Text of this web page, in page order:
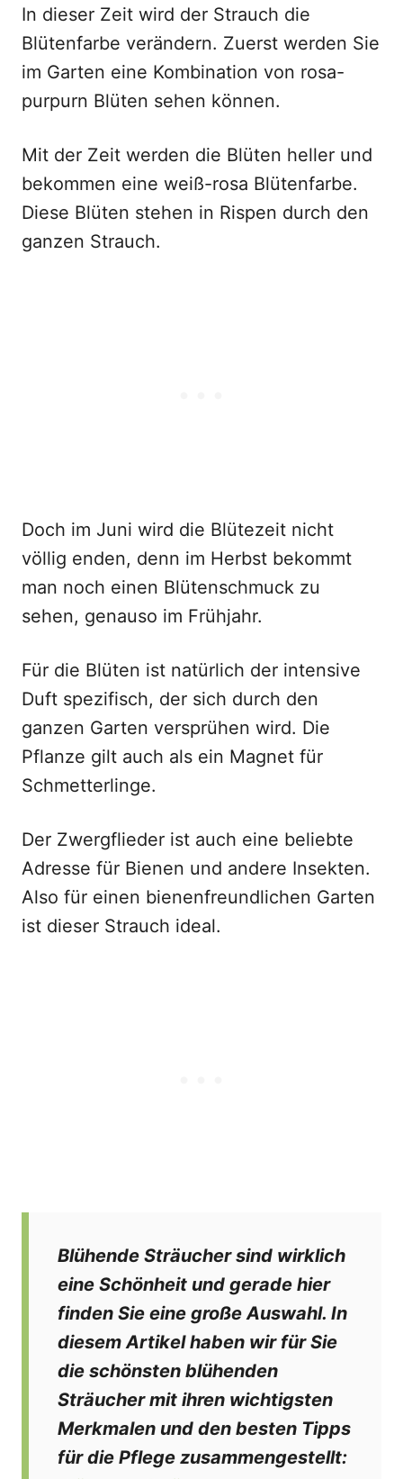
In dieser Zeit wird der Strauch die
Blütenfarbe verändern. Zuerst werden Sie
im Garten eine Kombination von rosa-
purpurn Blüten sehen können.
Mit der Zeit werden die Blüten heller und
bekommen eine weiß-rosa Blütenfarbe.
Diese Blüten stehen in Rispen durch den
ganzen Strauch.
Doch im Juni wird die Blütezeit nicht
völlig enden, denn im Herbst bekommt
man noch einen Blütenschmuck zu
sehen, genauso im Frühjahr.
Für die Blüten ist natürlich der intensive
Duft spezifisch, der sich durch den
ganzen Garten versprühen wird. Die
Pflanze gilt auch als ein Magnet für
Schmetterlinge.
Der Zwergflieder ist auch eine beliebte
Adresse für Bienen und andere Insekten.
Also für einen bienenfreundlichen Garten
ist dieser Strauch ideal.
Blühende Sträucher sind wirklich
eine Schönheit und gerade hier
finden Sie eine große Auswahl. In
diesem Artikel haben wir für Sie
die schönsten blühenden
Sträucher mit ihren wichtigsten
Merkmalen und den besten Tipps
für die Pflege zusammengestellt: